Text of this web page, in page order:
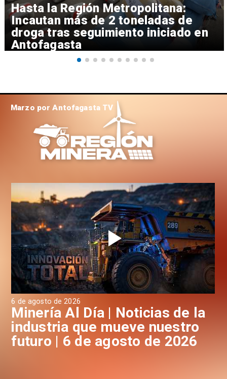
Hasta la Región Metropolitana:
Incautan más de 2 toneladas de
droga tras seguimiento iniciado en
Antofagasta
6 de agosto de 2026
Minería Al Día | Noticias de la
industria que mueve nuestro
futuro | 6 de agosto de 2026
Marzo por Antofagasta TV